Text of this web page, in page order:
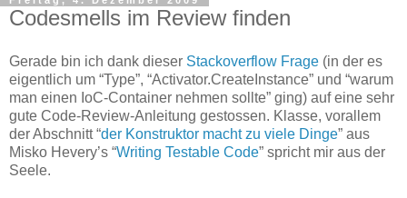
Codesmells im Review finden
Gerade bin ich dank dieser Stackoverflow Frage (in der es
eigentlich um “Type”, “Activator.CreateInstance” und “warum
man einen IoC-Container nehmen sollte” ging) auf eine sehr
gute Code-Review-Anleitung gestossen. Klasse, vorallem
der Abschnitt “der Konstruktor macht zu viele Dinge” aus
Misko Hevery’s “Writing Testable Code” spricht mir aus der
Seele.